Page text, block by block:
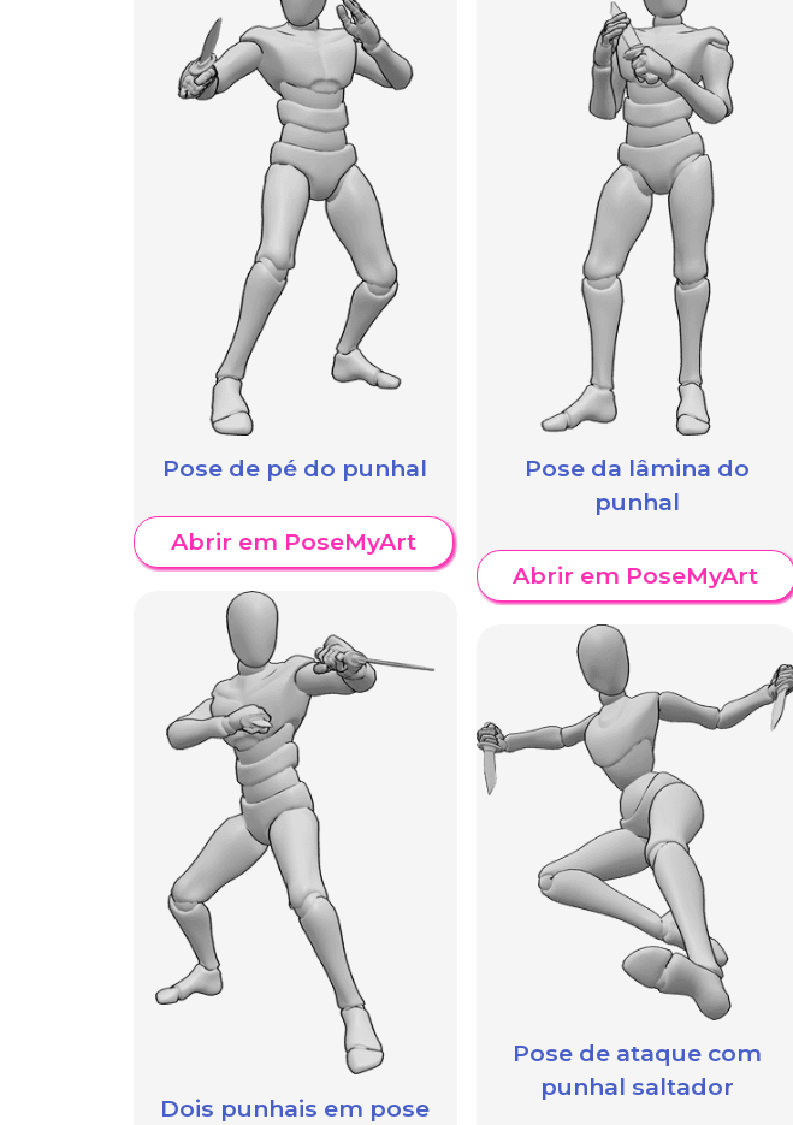
Pose de pé do punhal
Abrir em PoseMyArt
Dois punhais em pose
Pose da lâmina do
punhal
Abrir em PoseMyArt
Pose de ataque com
punhal saltador